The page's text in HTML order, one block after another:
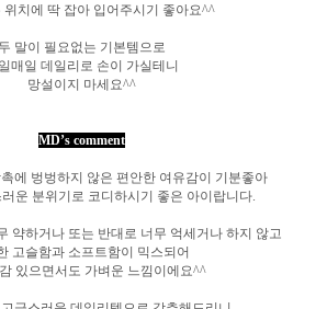
위치에 딱 잡아 입어주시기 좋아요^^
두 말이 필요없는 기본템으로
매일 데일리로 손이 가실테니
망설이지 마세요^^
MD’s comment
에 벙벙하지 않은 편안한 여유감이 기분좋아
운 분위기로 코디하시기 좋은 아이랍니다.
약하거나 또는 반대로 너무 억세거나 하지 않고
고슬함과 소프트함이 믹스되어
있으면서도 가벼운 느낌이에요^^